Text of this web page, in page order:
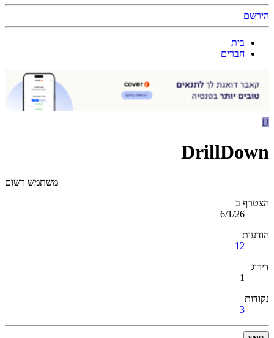
הירשם
בית
חברים
D
DrillDown
משתמש רשום
הצטרף ב
6/1/26
הודעות
12
דירוג
1
נקודות
3